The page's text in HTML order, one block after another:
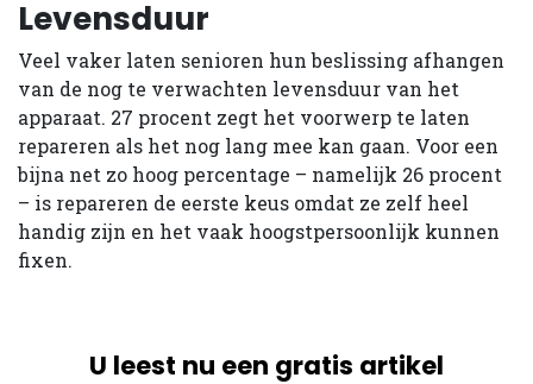
Levensduur
Veel vaker laten senioren hun beslissing afhangen
van de nog te verwachten levensduur van het
apparaat. 27 procent zegt het voorwerp te laten
repareren als het nog lang mee kan gaan. Voor een
bijna net zo hoog percentage – namelijk 26 procent
– is repareren de eerste keus omdat ze zelf heel
handig zijn en het vaak hoogstpersoonlijk kunnen
fixen.
U leest nu een gratis artikel